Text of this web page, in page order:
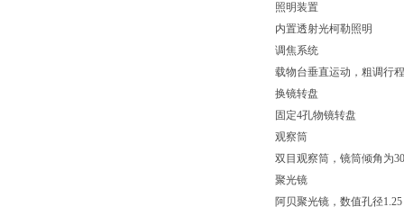
照明装置
内置透射光柯勒照明
调焦系统
载物台垂直运动，粗调行
换镜转盘
固定4孔物镜转盘
观察筒
双目观察筒，镜筒倾角为
聚光镜
阿贝聚光镜，数值孔径